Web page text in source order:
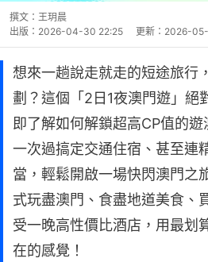
撰文： 王玥晨
出版： 2026-04-30 22:25 更新： 2026-
想來一趟說走就走的短途旅行
劃？這個「2日1夜澳門遊」絕
即了解如何解鎖超高CP值的遊
一次過搞定交通住宿、甚至連
當，輕鬆開啟一場快閃澳門之
式玩盡澳門、食盡地道美食、
受一晚高性價比酒店，用最划
在的感覺！